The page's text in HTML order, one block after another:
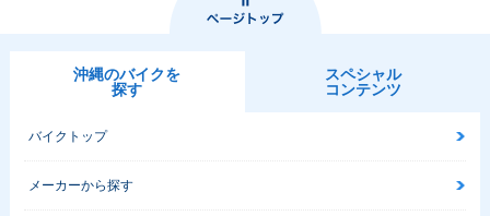
沖縄のバイクを
探す
スペシャル
コンテンツ
バイクトップ
メーカーから探す